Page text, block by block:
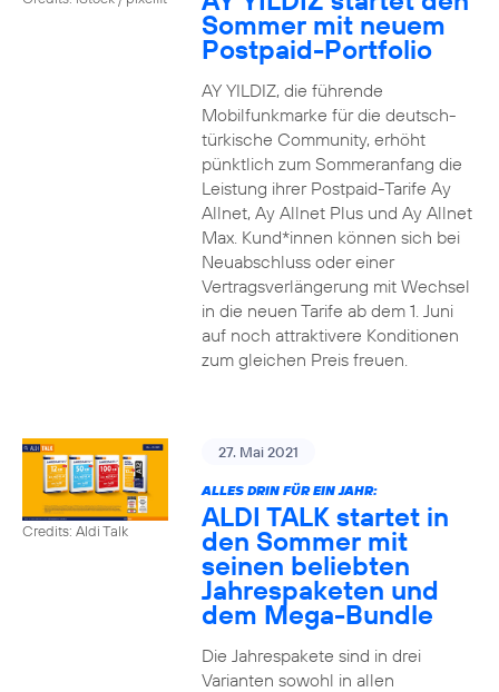
Sommer mit neuem
Postpaid-Portfolio
AY YILDIZ, die führende
Mobilfunkmarke für die deutsch-
türkische Community, erhöht
pünktlich zum Sommeranfang die
Leistung ihrer Postpaid-Tarife Ay
Allnet, Ay Allnet Plus und Ay Allnet
Max. Kund*innen können sich bei
Neuabschluss oder einer
Vertragsverlängerung mit Wechsel
in die neuen Tarife ab dem 1. Juni
auf noch attraktivere Konditionen
zum gleichen Preis freuen.
Credits: Aldi Talk
27. Mai 2021
ALLES DRIN FÜR EIN JAHR:
ALDI TALK startet in
den Sommer mit
seinen beliebten
Jahrespaketen und
dem Mega-Bundle
Die Jahrespakete sind in drei
Varianten sowohl in allen